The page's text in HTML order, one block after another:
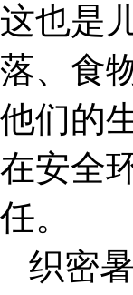
这也是
落、食
他们的
在安全
任。
织密